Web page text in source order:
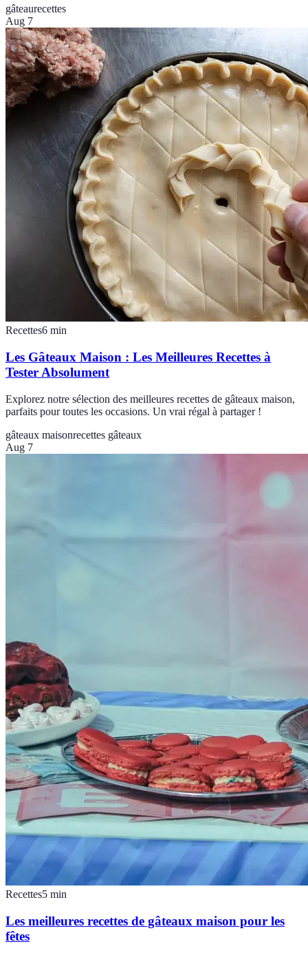
gâteaurecettes
Aug 7
Recettes6 min
Les Gâteaux Maison : Les Meilleures Recettes à
Tester Absolument
Explorez notre sélection des meilleures recettes de gâteaux maison,
parfaits pour toutes les occasions. Un vrai régal à partager !
gâteaux maisonrecettes gâteaux
Aug 7
Recettes5 min
Les meilleures recettes de gâteaux maison pour les
fêtes